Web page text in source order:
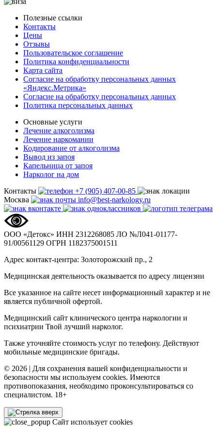
Полезные ссылки
Контакты
Цены
Отзывы
Пользовательское соглашение
Политика конфиденциальности
Карта сайта
Согласие на обработку персональных данных
«Яндекс.Метрика»
Согласие на обработку персональных данных
Политика персональных данных
Основные услуги
Лечение алкоголизма
Лечение наркомании
Кодирование от алкоголизма
Вывод из запоя
Капельница от запоя
Нарколог на дом
Контакты
+7 (905) 407-00-85
Москва
info@best-narkology.ru
ООО «Детокс» ИНН 2312268085 ЛО №Л041-01177-
91/00561129 ОГРН 1182375001511
Адрес контакт-центра: Золоторожский пр., 2
Медицинская деятельность оказывается по адресу лицензии
Все указанное на сайте несет информационный характер и не
является публичной офертой.
Медицинский сайт клинического центра наркологии и
психиатрии Твой лучший нарколог.
Также уточняйте стоимость услуг по телефону. Действуют
мобильные медицинские бригады.
© 2026 | Для сохранения вашей конфиденциальности и
безопасности мы используем cookies. Имеются
противопоказания, необходимо проконсультироваться со
специалистом. 18+
Сайт использует cookies